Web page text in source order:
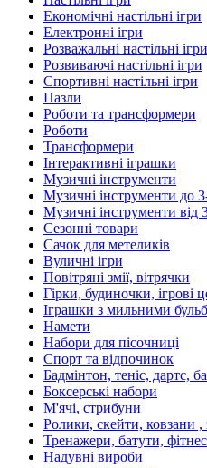
Економічні настільні ігри
Електронні ігри
Розважальні настільні ігри
Розвиваючі настільні ігри
Спортивні настільні ігри
Пазли
Роботи та трансформери
Роботи
Трансформери
Інтерактивні іграшки
Музичні інструменти
Музичні інструменти до
Музичні інструменти від
Сезонні товари
Сачок для метеликів
Вуличні ігри
Повітряні змії, вітрячки
Гірки, будиночки, ігрові
Іграшки з мильними
Намети
Набори для пісочниці
Спорт та відпочинок
Бадмінтон, теніс, дартс,
Боксерські набори
М'ячі, стрибуни
Ролики, скейти, ковзани ,
Тренажери, батути, фітнес
Надувні вироби